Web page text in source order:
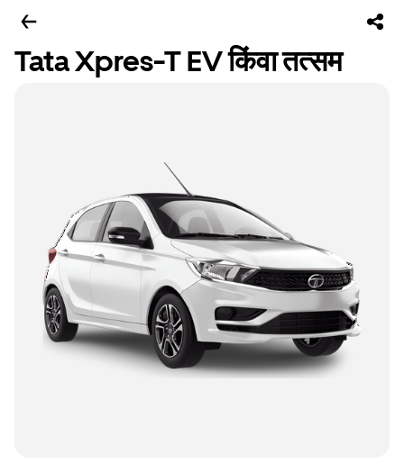
Tata Xpres-T EV किंवा तत्सम